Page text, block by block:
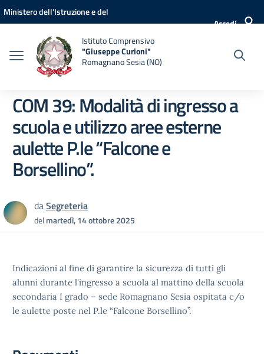
Vai ai contenuti
Vai al menu di navigazione
Vai al footer
Ministero dell'Istruzione e del
Accedi
Istituto Comprensivo
"Giuseppe Curioni"
Romagnano Sesia (NO)
COM 39: Modalità di ingresso a
scuola e utilizzo aree esterne
aulette P.le “Falcone e
Borsellino”.
daSegreteria
delmartedì, 14 ottobre 2025
Indicazioni al fine di garantire la sicurezza di tutti gli
alunni durante l'ingresso a scuola al mattino della scuola
secondaria I grado – sede Romagnano Sesia ospitata c/o
le aulette poste nel P.le “Falcone Borsellino”.